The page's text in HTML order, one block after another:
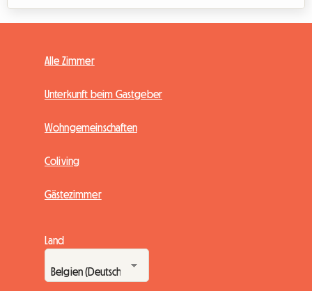
Alle Zimmer
Unterkunft beim Gastgeber
Wohngemeinschaften
Coliving
Gästezimmer
Land